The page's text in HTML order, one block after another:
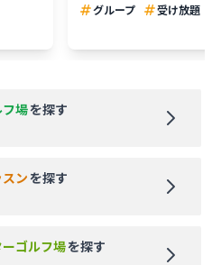
グループ
受け放題
場を探す
スンを探す
ーゴルフ場を探す